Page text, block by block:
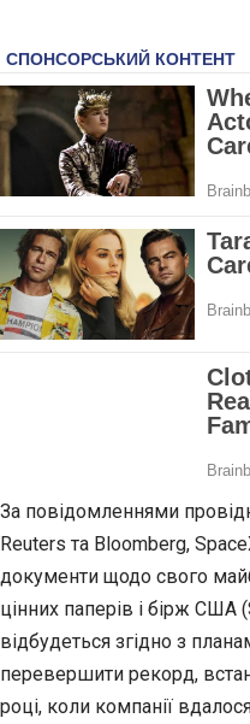
За повідомленнями
Reuters та Bloomberg,
документи щодо свого
цінних паперів і бірж США
відбудеться згідно з
перевершити рекорд,
році, коли компанії